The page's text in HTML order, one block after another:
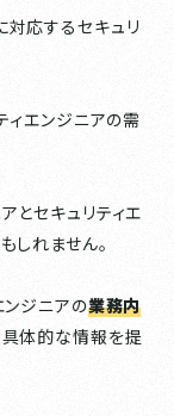
対応するセキュリ
ィエンジニアの需
とセキュリティエ
しれません。
ンジニアの業務内
具体的な情報を提